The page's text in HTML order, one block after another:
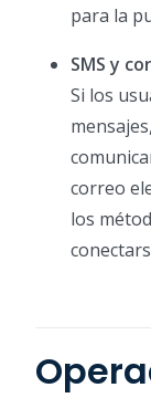
para la
SMS y
Si los
correo
los